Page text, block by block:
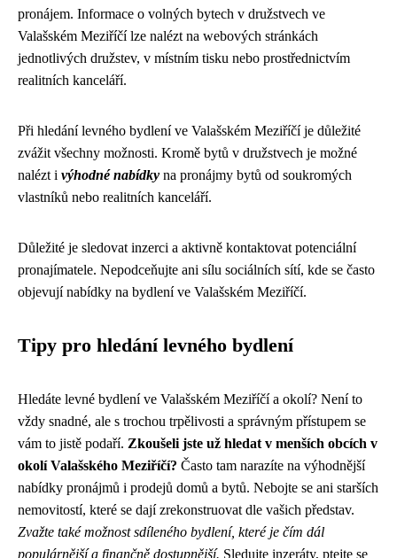
pronájem. Informace o volných bytech v družstvech ve
Valašském Meziříčí lze nalézt na webových stránkách
jednotlivých družstev, v místním tisku nebo prostřednictvím
realitních kanceláří.
Při hledání levného bydlení ve Valašském Meziříčí je důležité
zvážit všechny možnosti. Kromě bytů v družstvech je možné
nalézt i výhodné nabídky na pronájmy bytů od soukromých
vlastníků nebo realitních kanceláří.
Důležité je sledovat inzerci a aktivně kontaktovat potenciální
pronajímatele. Nepodceňujte ani sílu sociálních sítí, kde se často
objevují nabídky na bydlení ve Valašském Meziříčí.
Tipy pro hledání levného bydlení
Hledáte levné bydlení ve Valašském Meziříčí a okolí? Není to
vždy snadné, ale s trochou trpělivosti a správným přístupem se
vám to jistě podaří. Zkoušeli jste už hledat v menších obcích v
okolí Valašského Meziříčí? Často tam narazíte na výhodnější
nabídky pronájmů i prodejů domů a bytů. Nebojte se ani starších
nemovitostí, které se dají zrekonstruovat dle vašich představ.
Zvažte také možnost sdíleného bydlení, které je čím dál
populárnější a finančně dostupnější. Sledujte inzeráty, ptejte se